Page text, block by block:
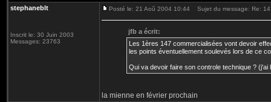
stephaneblt
Inscrit le: 30 Juin 2003
Messages: 23763
Posté le: 21 Aoû 2004 10:44 Sujet du message: Re:
jfb a écrit:
Les 1ères 147 commercialisées vont devoir
les points éventuellement soulevés lors de ce
Qui va devoir faire son controle technique ?
la mienne en février prochain